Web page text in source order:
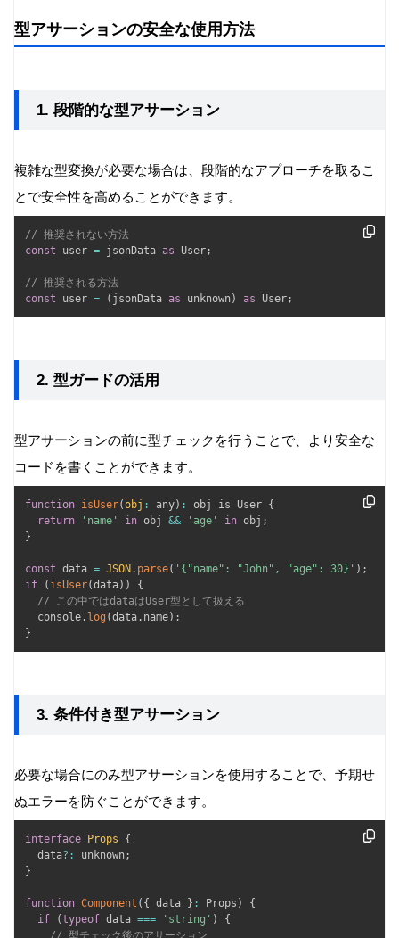
型アサーションの安全な使用方法
1. 段階的な型アサーション
複雑な型変換が必要な場合は、段階的なアプローチを取るこ
とで安全性を高めることができます。
// 推奨されない方法
const user = jsonData as User;
// 推奨される方法
const user = ( jsonData as unknown) as User;
2. 型ガードの活用
型アサーションの前に型チェックを行うことで、より安全な
コードを書くことができます。
function isUser(obj : any) : obj is User {
return
'name' in obj && 'age' in obj ;
}
const data = JSON . parse( '{"name": "John", "age": 30}' ) ;
if
( isUser(data) )
{
// この中ではdataはUser型として扱える
  console
. log (data . name) ;
}
3. 条件付き型アサーション
必要な場合にのみ型アサーションを使用することで、予期せ
ぬエラーを防ぐことができます。
interface Props
{
  data
? : unknown;
}
function Component ( { data } : Props )
{
if
(typeof data === 'string' )
{